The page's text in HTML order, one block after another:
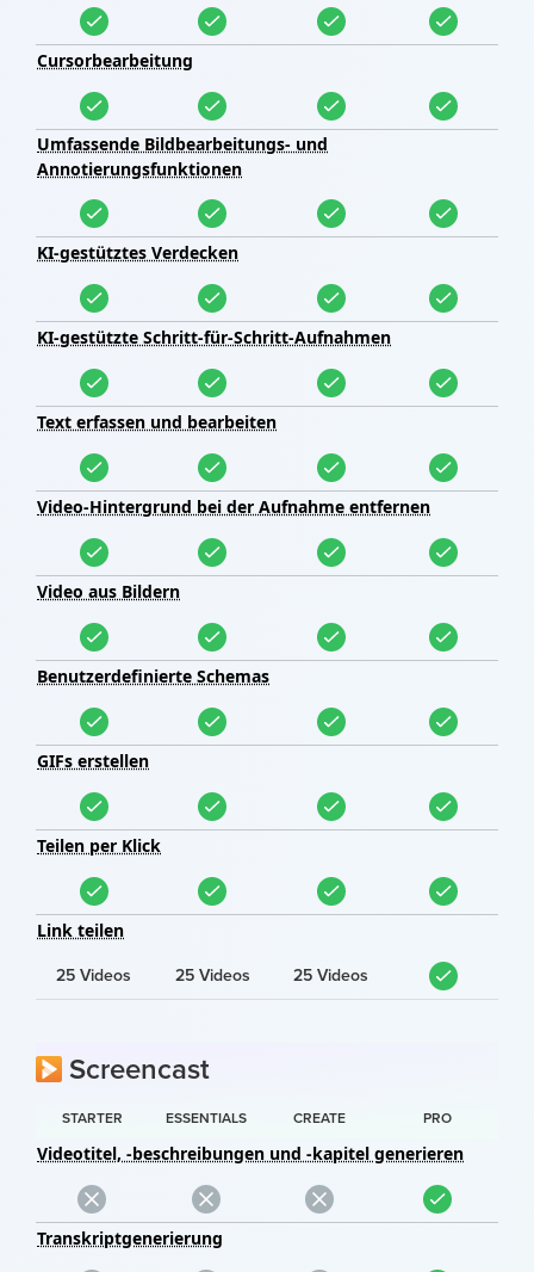
Cursorbearbeitung
Umfassende Bildbearbeitungs- und
Annotierungsfunktionen
KI-gestütztes Verdecken
KI-gestützte Schritt-für-Schritt-Aufnahmen
Text erfassen und bearbeiten
Video-Hintergrund bei der Aufnahme entfernen
Video aus Bildern
Benutzerdefinierte Schemas
GIFs erstellen
Teilen per Klick
Link teilen
25 Videos 25 Videos 25 Videos
Screencast
STARTER ESSENTIALS CREATE PRO
Videotitel, -beschreibungen und -kapitel generieren
Transkriptgenerierung